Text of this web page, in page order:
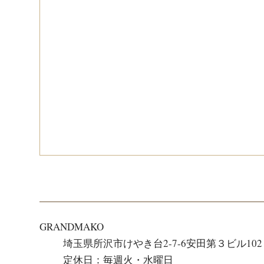
GRANDMAKO
埼玉県所沢市けやき台2-7-6安田第３ビル102
定休日：毎週火・水曜日